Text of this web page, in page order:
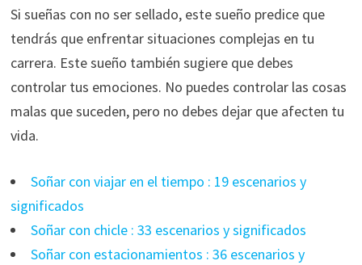
Si sueñas con no ser sellado, este sueño predice que
tendrás que enfrentar situaciones complejas en tu
carrera. Este sueño también sugiere que debes
controlar tus emociones. No puedes controlar las cosas
malas que suceden, pero no debes dejar que afecten tu
vida.
Soñar con viajar en el tiempo : 19 escenarios y
significados
Soñar con chicle : 33 escenarios y significados
Soñar con estacionamientos : 36 escenarios y